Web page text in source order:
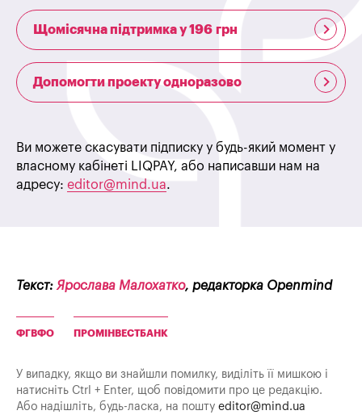
Щомісячна підтримка у 196 грн
Допомогти проекту одноразово
Ви можете скасувати підписку у будь-який момент у
власному кабінеті LIQPAY, або написавши нам на
адресу: editor@mind.ua.
Текст: Ярослава Малохатко, редакторка Openmind
ФГВФО ПРОМІНВЕСТБАНК
У випадку, якщо ви знайшли помилку, виділіть її мишкою і
натисніть Ctrl + Enter, щоб повідомити про це редакцію.
Або надішліть, будь-ласка, на пошту editor@mind.ua